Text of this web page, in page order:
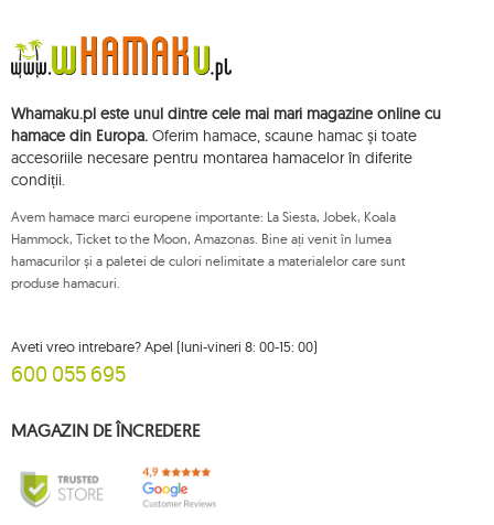
stocate până când vă dezabonați.
Veți avea dreptul să accesați, să rectificați, să ștergeți, să limitați prelucrarea
și să vă opuneți prelucrării datelor dvs. cu caracter personal, precum și
plângere privind prelucrarea acestor date și retrageți, în orice moment,
consimțământul dvs. pentru prelucrarea datelor dvs. personale, cu o astfel
de retragere care nu afectează legalitatea prelucrării efectuate anterior
acestora. Pentru a exercita oricare dintre drepturile menționate mai sus, vă
rugăm să contactați departamentul de servicii pentru clienți Mouton
Pentru mai multe informații, vă rugăm să vizitați: www.mouton.pl/ODO
Whamaku.pl este unul dintre cele mai mari magazine online cu
hamace din Europa. Oferim hamace, scaune hamac și toate
accesoriile necesare pentru montarea hamacelor în diferite
condiții.
Avem hamace marci europene importante: La Siesta, Jobek, Koala
Hammock, Ticket to the Moon, Amazonas. Bine ați venit în lumea
hamacurilor și a paletei de culori nelimitate a materialelor care sunt
produse hamacuri.
Aveti vreo intrebare? Apel (luni-vineri 8: 00-15: 00)
600 055 695
MAGAZIN DE ÎNCREDERE